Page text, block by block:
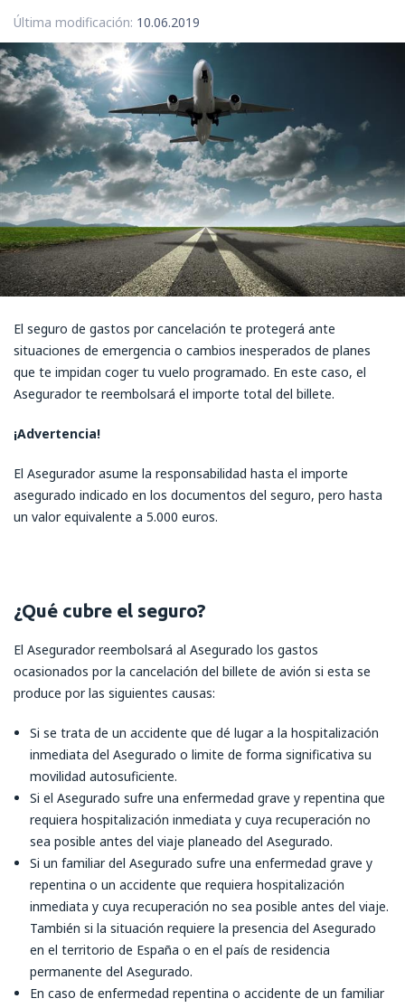
Última modificación: 10.06.2019
El seguro de gastos por cancelación te protegerá ante
situaciones de emergencia o cambios inesperados de planes
que te impidan coger tu vuelo programado. En este caso, el
Asegurador te reembolsará el importe total del billete.
¡Advertencia!
El Asegurador asume la responsabilidad hasta el importe
asegurado indicado en los documentos del seguro, pero hasta
un valor equivalente a 5.000 euros.
¿Qué cubre el seguro?
El Asegurador reembolsará al Asegurado los gastos
ocasionados por la cancelación del billete de avión si esta se
produce por las siguientes causas:
Si se trata de un accidente que dé lugar a la hospitalización
inmediata del Asegurado o limite de forma significativa su
movilidad autosuficiente.
Si el Asegurado sufre una enfermedad grave y repentina que
requiera hospitalización inmediata y cuya recuperación no
sea posible antes del viaje planeado del Asegurado.
Si un familiar del Asegurado sufre una enfermedad grave y
repentina o un accidente que requiera hospitalización
inmediata y cuya recuperación no sea posible antes del viaje.
También si la situación requiere la presencia del Asegurado
en el territorio de España o en el país de residencia
permanente del Asegurado.
En caso de enfermedad repentina o accidente de un familiar